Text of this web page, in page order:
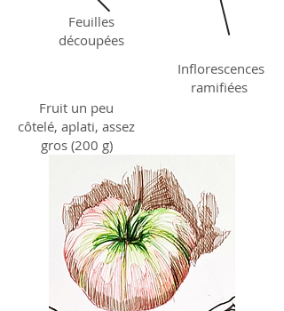
Feuilles
découpées
Inflorescences
ramifiées
Fruit un peu
côtelé, aplati, assez
gros (200 g)